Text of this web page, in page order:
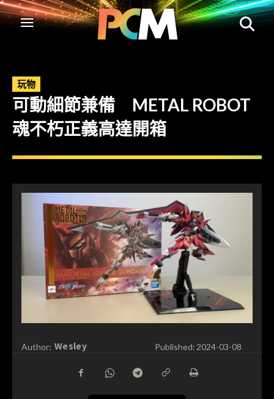
玩物
可動細節兼備 METAL ROBOT
魂不朽正義高達開箱
Author: Wesley Published: 2024-03-08